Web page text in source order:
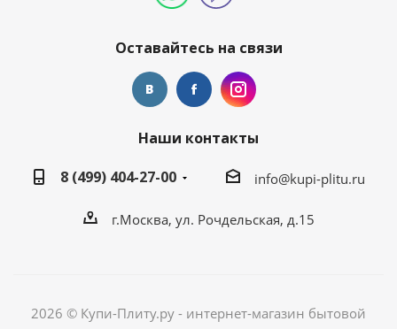
Оставайтесь на связи
Наши контакты
8 (499) 404-27-00
info@kupi-plitu.ru
г.Москва, ул. Рочдельская, д.15
2026 © Купи-Плиту.ру - интернет-магазин бытовой